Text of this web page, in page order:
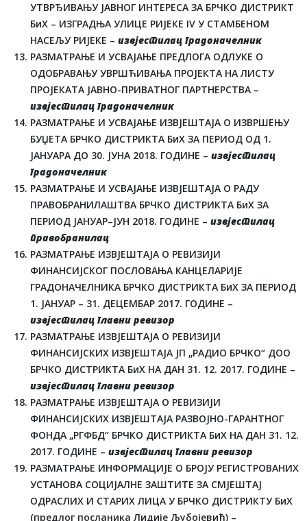
УТВРЂИВАЊУ ЈАВНОГ ИНТЕРЕСА ЗА БРЧКО ДИСТРИКТ
БиХ – ИЗГРАДЊА УЛИЦЕ РИЈЕКЕ IV У СТАМБЕНОМ
НАСЕЉУ РИЈЕКЕ – извјестилац градоначелник
РАЗМАТРАЊЕ И УСВАЈАЊЕ ПРЕДЛОГА ОДЛУКЕ О
ОДОБРАВАЊУ УВРШЋИВАЊА ПРОЈЕКТА НА ЛИСТУ
ПРОЈЕКАТА ЈАВНО-ПРИВАТНОГ ПАРТНЕРСТВА –
извјестилац градоначелник
РАЗМАТРАЊЕ И УСВАЈАЊЕ ИЗВЈЕШТАЈА О ИЗВРШЕЊУ
БУЏЕТА БРЧКО ДИСТРИКТА БиХ ЗА ПЕРИОД ОД 1.
ЈАНУАРА ДО 30. ЈУНА 2018. ГОДИНЕ – извјестилац
градоначелник
РАЗМАТРАЊЕ И УСВАЈАЊЕ ИЗВЈЕШТАЈА О РАДУ
ПРАВОБРАНИЛАШТВА БРЧКО ДИСТРИКТА БиХ ЗА
ПЕРИОД ЈАНУАР–ЈУН 2018. ГОДИНЕ – извјестилац
правобранилац
РАЗМАТРАЊЕ ИЗВЈЕШТАЈА О РЕВИЗИЈИ
ФИНАНСИЈСКОГ ПОСЛОВАЊА КАНЦЕЛАРИЈЕ
ГРАДОНАЧЕЛНИКА БРЧКО ДИСТРИКТА БиХ ЗА ПЕРИОД
1. ЈАНУАР – 31. ДЕЦЕМБАР 2017. ГОДИНЕ –
извјестилац главни ревизор
РАЗМАТРАЊЕ ИЗВЈЕШТАЈА О РЕВИЗИЈИ
ФИНАНСИЈСКИХ ИЗВЈЕШТАЈА ЈП „РАДИО БРЧКО“ ДОО
БРЧКО ДИСТРИКТА БиХ НА ДАН 31. 12. 2017. ГОДИНЕ –
извјестилац главни ревизор
РАЗМАТРАЊЕ ИЗВЈЕШТАЈА О РЕВИЗИЈИ
ФИНАНСИЈСКИХ ИЗВЈЕШТАЈА РАЗВОЈНО-ГАРАНТНОГ
ФОНДА „РГФБД“ БРЧКО ДИСТРИКТА БиХ НА ДАН 31. 12.
2017. ГОДИНЕ – извјестилац главни ревизор
РАЗМАТРАЊЕ ИНФОРМАЦИЈЕ О БРОЈУ РЕГИСТРОВАНИХ
УСТАНОВА СОЦИЈАЛНЕ ЗАШТИТЕ ЗА СМЈЕШТАЈ
ОДРАСЛИХ И СТАРИХ ЛИЦА У БРЧКО ДИСТРИКТУ БиХ
(предлог посланика Лидије Љубојевић) –